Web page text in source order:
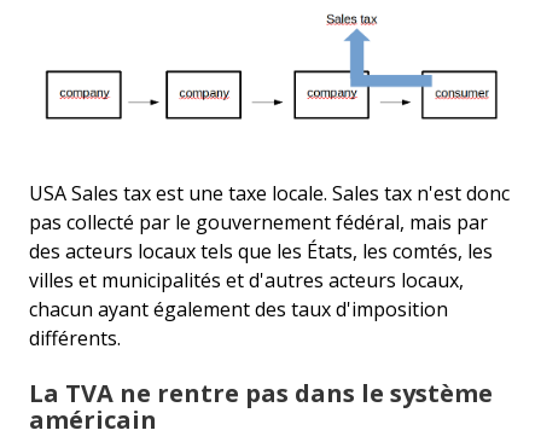
USA Sales tax est une taxe locale. Sales tax n'est donc
pas collecté par le gouvernement fédéral, mais par
des acteurs locaux tels que les États, les comtés, les
villes et municipalités et d'autres acteurs locaux,
chacun ayant également des taux d'imposition
différents.
La TVA ne rentre pas dans le système
américain